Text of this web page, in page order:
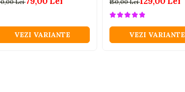
Lei
VEZI VARIANTE
150,00 Lei
VEZI VARIANTE